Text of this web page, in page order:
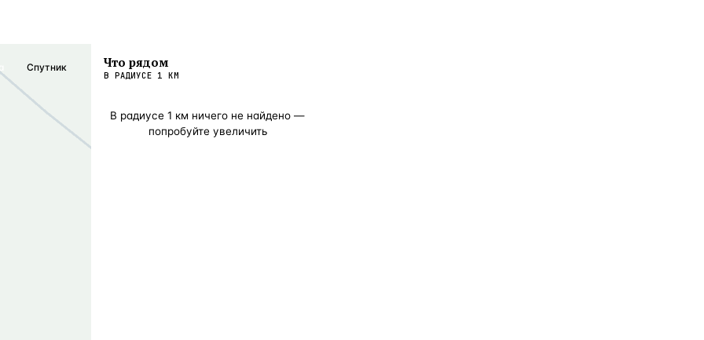
Спутник Что рядом
В РАДИУСЕ 1 КМ
В радиусе 1 км ничего не найдено —
попробуйте увеличить